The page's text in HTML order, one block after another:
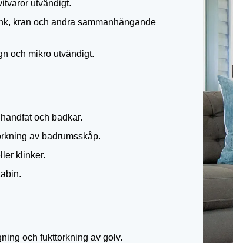
utvändigt.
kran och andra sammanhängande
och mikro utvändigt.
och badkar.
av badrumsskåp.
klinker.
och fukttorkning av golv.